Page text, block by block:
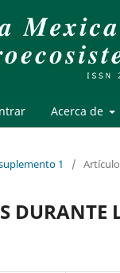
Acerca de
1 /
DURANTE